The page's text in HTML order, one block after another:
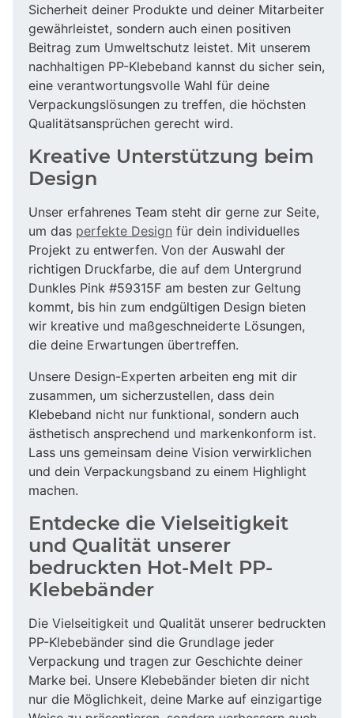
Sicherheit deiner Produkte und deiner Mitarbeiter
gewährleistet, sondern auch einen positiven
Beitrag zum Umweltschutz leistet. Mit unserem
nachhaltigen PP-Klebeband kannst du sicher sein,
eine verantwortungsvolle Wahl für deine
Verpackungslösungen zu treffen, die höchsten
Qualitätsansprüchen gerecht wird.
Kreative Unterstützung beim
Design
Unser erfahrenes Team steht dir gerne zur Seite,
um das perfekte Design für dein individuelles
Projekt zu entwerfen. Von der Auswahl der
richtigen Druckfarbe, die auf dem Untergrund
Dunkles Pink #59315F am besten zur Geltung
kommt, bis hin zum endgültigen Design bieten
wir kreative und maßgeschneiderte Lösungen,
die deine Erwartungen übertreffen.
Unsere Design-Experten arbeiten eng mit dir
zusammen, um sicherzustellen, dass dein
Klebeband nicht nur funktional, sondern auch
ästhetisch ansprechend und markenkonform ist.
Lass uns gemeinsam deine Vision verwirklichen
und dein Verpackungsband zu einem Highlight
machen.
Entdecke die Vielseitigkeit
und Qualität unserer
bedruckten Hot-Melt PP-
Klebebänder
Die Vielseitigkeit und Qualität unserer bedruckten
PP-Klebebänder sind die Grundlage jeder
Verpackung und tragen zur Geschichte deiner
Marke bei. Unsere Klebebänder bieten dir nicht
nur die Möglichkeit, deine Marke auf einzigartige